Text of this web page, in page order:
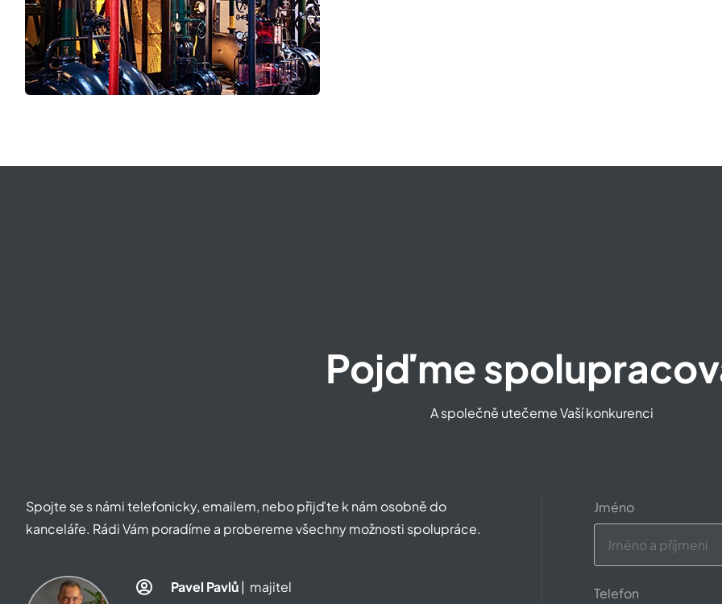
Pojďme
A společně utečeme Vaší konkurenci
Spojte se s námi telefonicky, emailem, nebo přijďte k nám osobně do
kanceláře. Rádi Vám poradíme a probereme všechny možnosti spolupráce.
Pavel Pavlů| majitel
Jméno
Telefon